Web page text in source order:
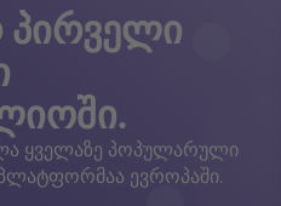
პირველი
ყველაზე პოპულარული
ევროპაში.